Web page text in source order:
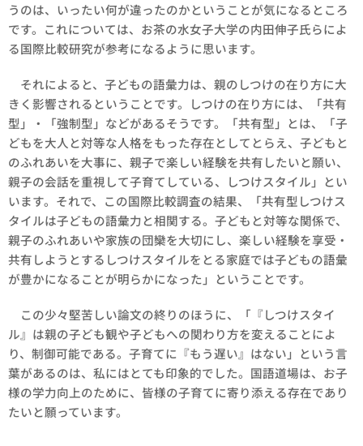
うのは、いったい何が違ったのかということが気になるところ
です。これについては、お茶の水女子大学の内田伸子氏らによ
る国際比較研究が参考になるように思います。
それによると、子どもの語彙力は、親のしつけの在り方に大
きく影響されるということです。しつけの在り方には、「共有
型」・「強制型」などがあるそうです。「共有型」とは、「子
どもを大人と対等な人格をもった存在としてとらえ、子どもと
のふれあいを大事に、親子で楽しい経験を共有したいと願い、
親子の会話を重視して子育てしている、しつけスタイル」とい
います。それで、この国際比較調査の結果、「共有型しつけス
タイルは子どもの語彙力と相関する。子どもと対等な関係で、
親子のふれあいや家族の団欒を大切にし、楽しい経験を享受・
共有しようとするしつけスタイルをとる家庭では子どもの語彙
が豊かになることが明らかになった」ということです。
この少々堅苦しい論文の終りのほうに、「『しつけスタイ
ル』は親の子ども観や子どもへの関わり方を変えることによ
り、制御可能である。子育てに『もう遅い』はない」という言
葉があるのは、私にはとても印象的でした。国語道場は、お子
様の学力向上のために、皆様の子育てに寄り添える存在であり
たいと願っています。